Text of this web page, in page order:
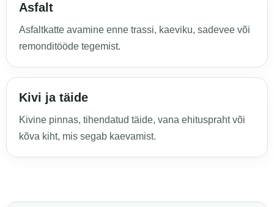
Asfalt
Asfaltkatte avamine enne trassi, kaeviku, sadevee või
remonditööde tegemist.
Kivi ja täide
Kivine pinnas, tihendatud täide, vana ehituspraht või
kõva kiht, mis segab kaevamist.